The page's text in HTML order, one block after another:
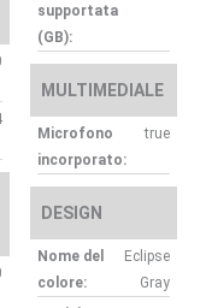
supportata
(GB):
MULTIMEDIALE
Microfono
incorporato:
true
DESIGN
Nome del
colore:
Eclipse
Gray